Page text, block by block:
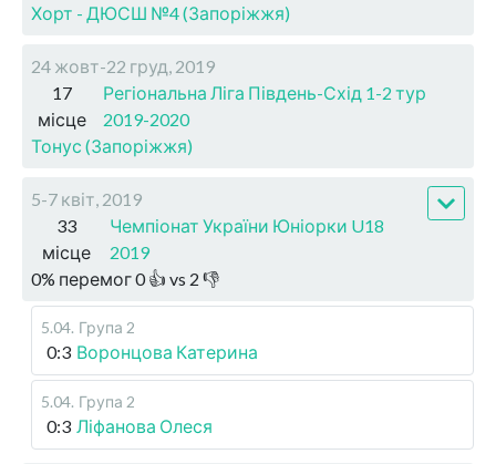
Хорт - ДЮСШ №4 (Запоріжжя)
24 жовт-22 груд, 2019
17
місце
Регіональна Ліга Південь-Схід 1-2 тур
2019-2020
Тонус (Запоріжжя)
5-7 квіт, 2019
33
місце
Чемпіонат України Юніорки U18
2019
0% перемог0👍 vs 2 👎
5.04. Група 2
0:3 Воронцова Катерина
5.04. Група 2
0:3 Ліфанова Олеся